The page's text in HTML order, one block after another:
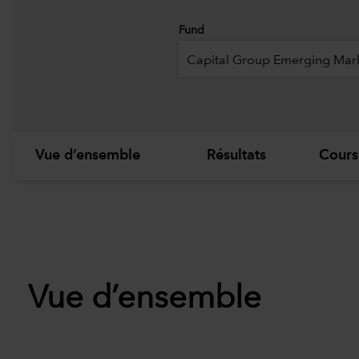
Fund
Capital Group Emerging
Vue d’ensemble Résultats
Vue d’ensemble